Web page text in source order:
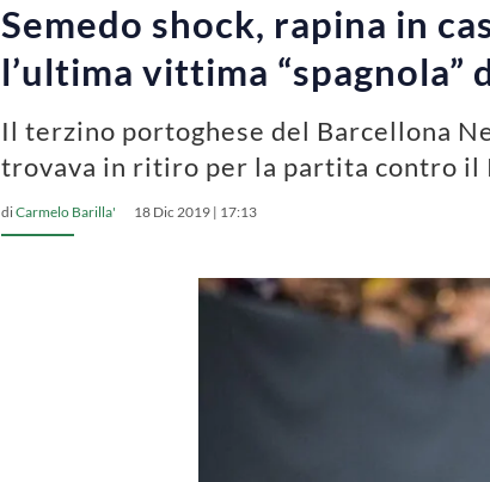
Semedo shock, rapina in
l’ultima vittima “spagnola”
Il terzino portoghese del Barcellona
trovava in ritiro per la partita contro il
diCarmelo Barilla' 18 Dic 2019 | 17:13